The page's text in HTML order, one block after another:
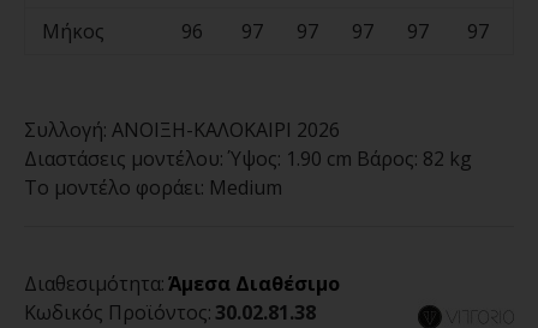
Μήκος
96 97 97 97 97 97
Συλλογή: ΑΝΟΙΞΗ-ΚΑΛΟΚΑΙΡΙ 2026
Διαστάσεις μοντέλου: Ύψος: 1.90 cm Βάρος: 82 kg
Το μοντέλο φοράει: Medium
Διαθεσιμότητα:Άμεσα Διαθέσιμο
Κωδικός Προϊόντος: 30.02.81.38